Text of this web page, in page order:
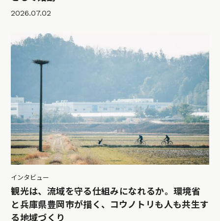
2026.07.02
インタビュー
観光は、流域を守る仕組みになれるか。環境省
と兵庫県豊岡市が描く、コウノトリも人も共生す
る地域づくり